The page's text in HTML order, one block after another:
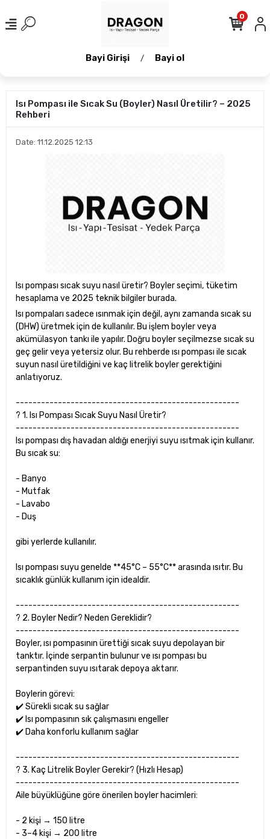
Bayi Girişi / Bayi ol
0
Isı Pompası ile Sıcak Su (Boyler) Nasıl Üretilir? – 2025
Rehberi
Date: 11.12.2025 12:13
Isı pompası sıcak suyu nasıl üretir? Boyler seçimi, tüketim
hesaplama ve 2025 teknik bilgiler burada.
Isı pompaları sadece ısınmak için değil, aynı zamanda sıcak su
(DHW) üretmek için de kullanılır. Bu işlem boyler veya
akümülasyon tankı ile yapılır. Doğru boyler seçilmezse sıcak su
geç gelir veya yetersiz olur. Bu rehberde ısı pompası ile sıcak
suyun nasıl üretildiğini ve kaç litrelik boyler gerektiğini
anlatıyoruz.
-----------------------------------------------------
? 1. Isı Pompası Sıcak Suyu Nasıl Üretir?
-----------------------------------------------------
Isı pompası dış havadan aldığı enerjiyi suyu ısıtmak için kullanır.
Bu sıcak su:
- Banyo
- Mutfak
- Lavabo
- Duş
gibi yerlerde kullanılır.
Isı pompası suyu genelde **45°C – 55°C** arasında ısıtır. Bu
sıcaklık günlük kullanım için idealdir.
-----------------------------------------------------
? 2. Boyler Nedir? Neden Gereklidir?
-----------------------------------------------------
Boyler, ısı pompasının ürettiği sıcak suyu depolayan bir
tanktır. İçinde serpantin bulunur ve ısı pompası bu
serpantinden suyu ısıtarak depoya aktarır.
Boylerin görevi:
✔️ Sürekli sıcak su sağlar
✔️ Isı pompasının sık çalışmasını engeller
✔️ Daha konforlu kullanım sağlar
-----------------------------------------------------
? 3. Kaç Litrelik Boyler Gerekir? (Hızlı Hesap)
-----------------------------------------------------
Aile büyüklüğüne göre önerilen boyler hacimleri:
- 2 kişi → 150 litre
- 3–4 kişi → 200 litre